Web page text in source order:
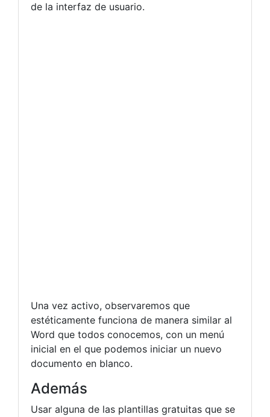
de la interfaz de usuario.
Una vez activo, observaremos que
estéticamente funciona de manera similar al
Word que todos conocemos, con un menú
inicial en el que podemos iniciar un nuevo
documento en blanco.
Además
Usar alguna de las plantillas gratuitas que se